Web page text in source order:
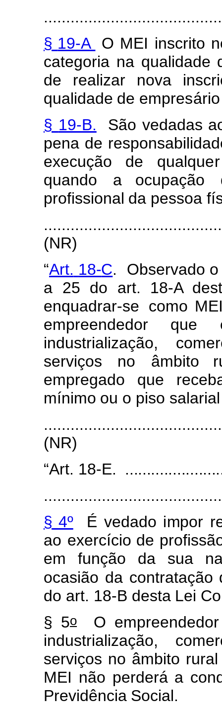
§ 19-A O MEI inscrito
categoria na qualidade
de realizar nova inscri
qualidade de empresário
§ 19-B. São vedadas
pena de responsabil
execução
de qualque
quando
a ocupação
profissional da pessoa f
(NR)
“Art. 18-C. Observado o
a 25 do
art. 18-A
enquadrar-se como
empreendedor que
industrialização, come
serviços no âmbito
empregado que re
mínimo ou o piso salarial
(NR)
“Art. 18-E.
§ 4º É vedado impor r
ao exercício de prof
em função da sua
ocasião da contratação
do art. 18-B desta Lei Co
§ 5o O empreendedo
industrialização, com
serviços no âmbito rural
MEI não perderá a con
Previdência Social.